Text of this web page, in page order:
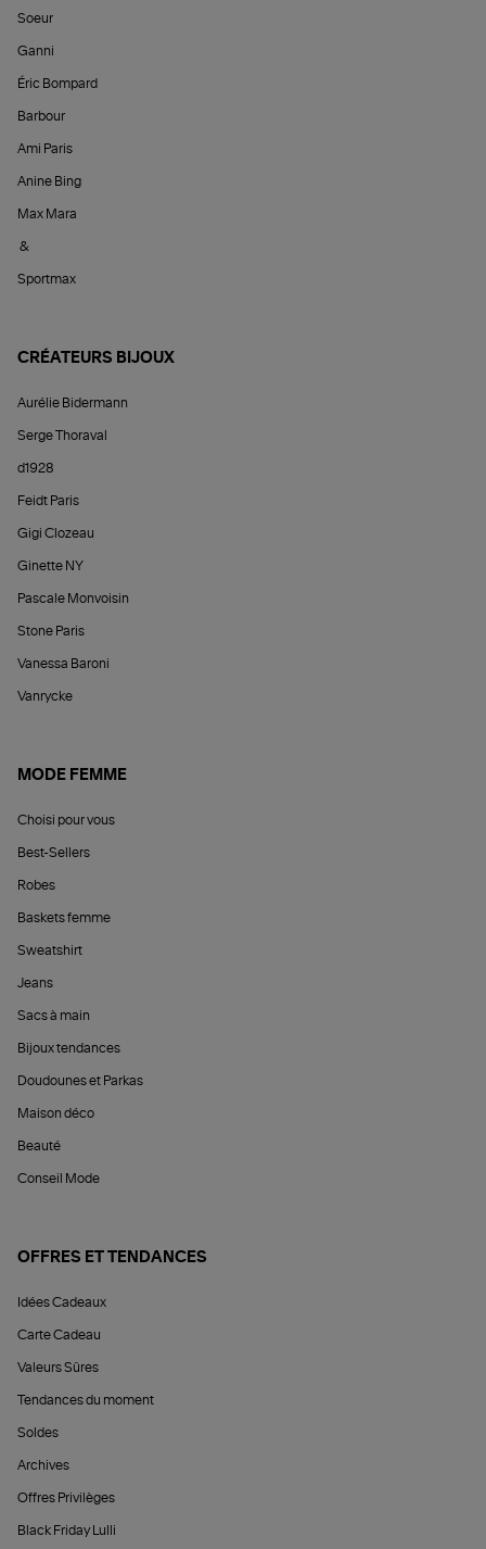
Soeur
Ganni
Éric Bompard
Barbour
Ami Paris
Anine Bing
Max Mara
&
Sportmax
CRÉATEURS BIJOUX
Aurélie Bidermann
Serge Thoraval
d1928
Feidt Paris
Gigi Clozeau
Ginette NY
Pascale Monvoisin
Stone Paris
Vanessa Baroni
Vanrycke
MODE FEMME
Choisi pour vous
Best-Sellers
Robes
Baskets femme
Sweatshirt
Jeans
Sacs à main
Bijoux tendances
Doudounes et Parkas
Maison déco
Beauté
Conseil Mode
OFFRES ET TENDANCES
Idées Cadeaux
Carte Cadeau
Valeurs Sûres
Tendances du moment
Soldes
Archives
Offres Privilèges
Black Friday Lulli